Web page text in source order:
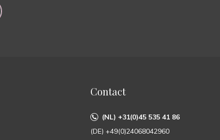
Contact
(NL) +31(0)45 535 41 86
(DE) +49(0)24068042960